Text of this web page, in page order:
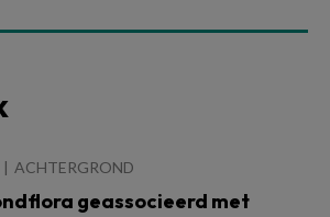
ACHTERGROND
geassocieerd met